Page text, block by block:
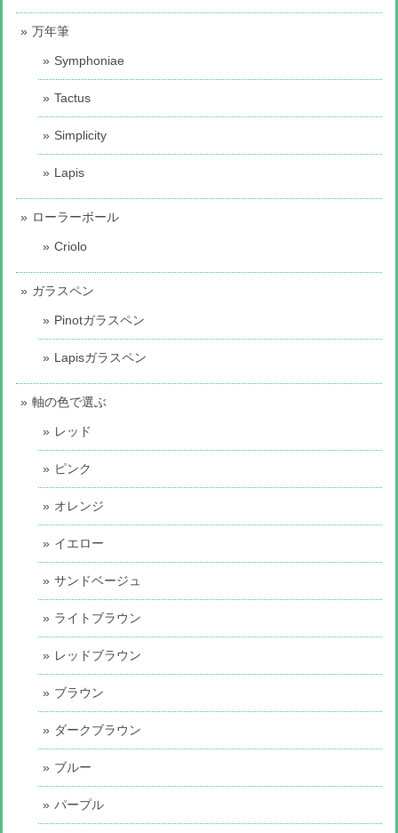
万年筆
Symphoniae
Tactus
Simplicity
Lapis
ローラーボール
Criolo
ガラスペン
Pinotガラスペン
Lapisガラスペン
軸の色で選ぶ
レッド
ピンク
オレンジ
イエロー
サンドベージュ
ライトブラウン
レッドブラウン
ブラウン
ダークブラウン
ブルー
パープル